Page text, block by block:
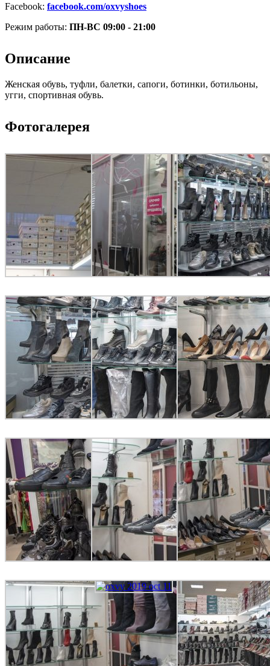
Facebook: facebook.com/oxvyshoes
Режим работы: ПН-ВС 09:00 - 21:00
Описание
Женская обувь, туфли, балетки, сапоги, ботинки, ботильоны,
угги, спортивная обувь.
Фотогалерея